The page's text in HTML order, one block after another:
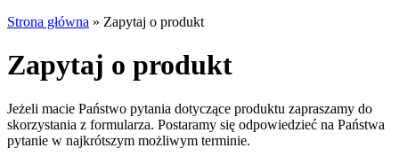
Strona główna » Zapytaj o produkt
Zapytaj o produkt
Jeżeli macie Państwo pytania dotyczące produktu zapraszamy do
skorzystania z formularza. Postaramy się odpowiedzieć na Państwa
pytanie w najkrótszym możliwym terminie.